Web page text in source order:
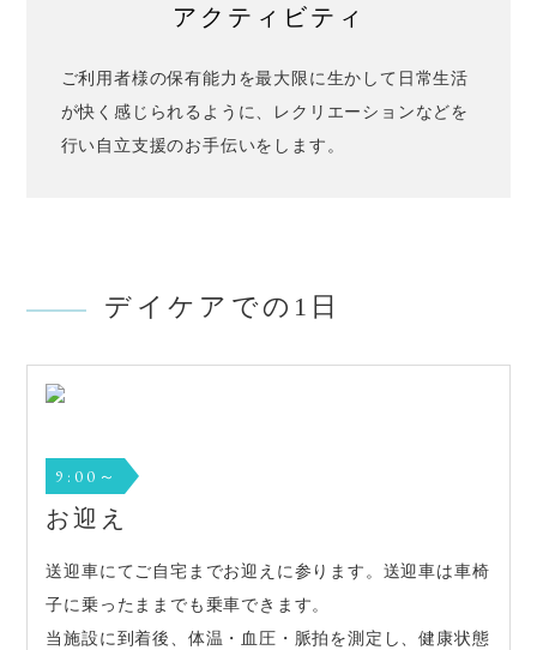
アクティビティ
ご利用者様の保有能力を最大限に生かして日常生活
が快く感じられるように、レクリエーションなどを
行い自立支援のお手伝いをします。
デイケアでの1日
9:00～
お迎え
送迎車にてご自宅までお迎えに参ります。送迎車は車椅
子に乗ったままでも乗車できます。
当施設に到着後、体温・血圧・脈拍を測定し、健康状態